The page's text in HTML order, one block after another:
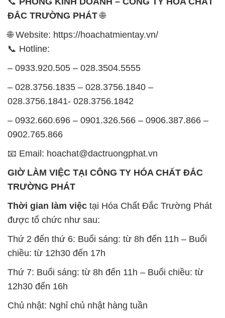
– 0933.920.505 – 028.3504.5555
028.3756.1841- 028.3756.1842
0902.765.866
📧 Email: hoachat@dactruongphat.vn
TRƯỜNG PHÁT
được tổ chức như sau:
Thứ 2 đến thứ 6: Buổi sáng: từ 8h đến 11h – Buổi
chiều: từ 12h30 đến 17h
Thứ 7: Buổi sáng: từ 8h đến 11h – Buổi chiều: từ
12h30 đến 16h
Chủ nhật: Nghỉ chủ nhật hàng tuần
thủ giờ làm việc để đảm bảo sự hỗ trợ tốt nhất cho
khách hàng và đảm bảo hiệu suất công việc cao
nhất của nhân viên.